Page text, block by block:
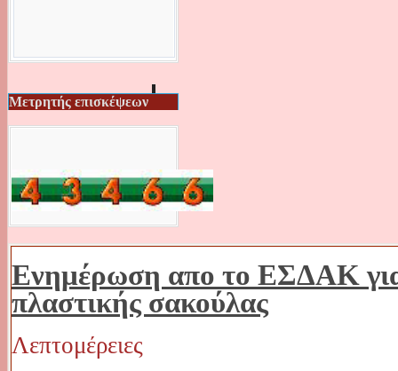
Μετρητής επισκέψεων
Ενημέρωση απο το ΕΣΔΑΚ
πλαστικής σακούλας
Λεπτομέρειες